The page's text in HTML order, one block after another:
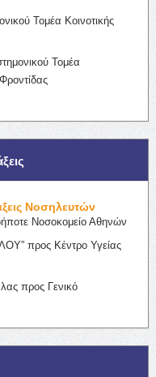
Τομέα Κοινοτικής
Τομέα
Νοσηλευτών
Νοσοκομείο Αθηνών
προς Κέντρο Υγείας
προς Γενικό